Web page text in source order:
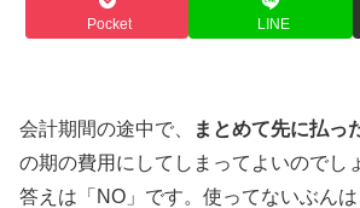
Pocket LINE
会計期間の途中で、 まとめて先に払っ
の期の費用にしてしまってよいのでし
答えは「NO」です。使ってないぶんは